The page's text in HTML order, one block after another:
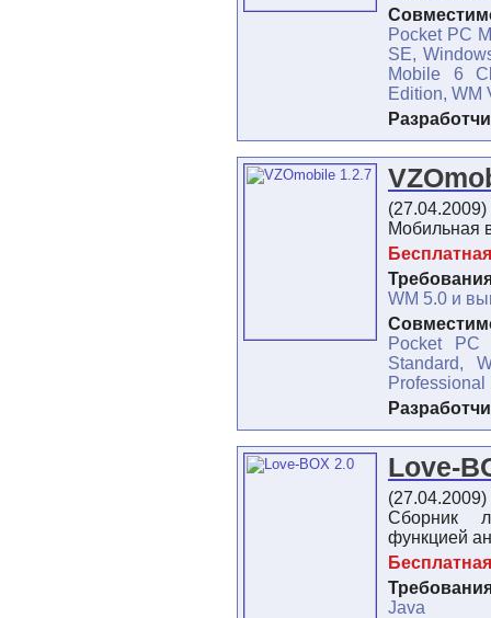
Pocket PC
SE,
Mobile 6
Edition, WM
(27.04.2009)
Мобильная
Бесплатная
WM 5.0 и
Pocket
Standard,
Professional
Love-
(27.04.2009)
Cборник
функцией
Бесплатная
Java